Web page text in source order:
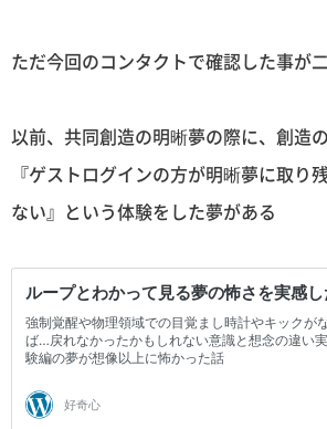
ただ今回のコンタクトで確認した事が
以前、共同創造の明晰夢の際に、創造
『ゲストログインの方が明晰夢に取り
ない』という体験をした夢がある